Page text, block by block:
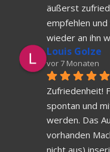
äußerst
empfehlen
wieder an ihn
Louis Golze
vor 7 Monaten
Zufriedenheit!
spontan und
werden. Das
vorhanden
nicht aus)